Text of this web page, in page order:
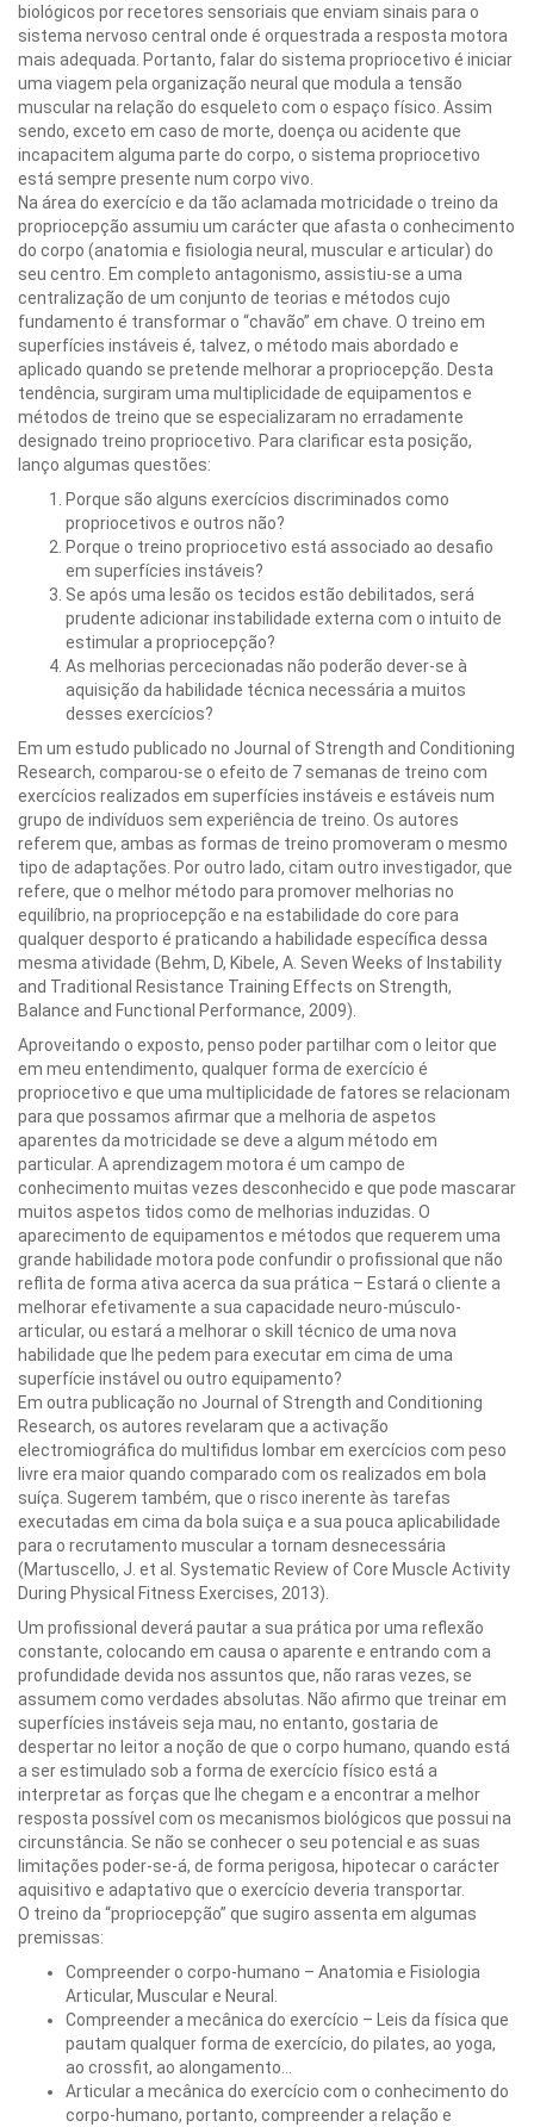
biológicos por recetores sensoriais que enviam sinais para o
sistema nervoso central onde é orquestrada a resposta motora
mais adequada. Portanto, falar do sistema propriocetivo é iniciar
uma viagem pela organização neural que modula a tensão
muscular na relação do esqueleto com o espaço físico. Assim
sendo, exceto em caso de morte, doença ou acidente que
incapacitem alguma parte do corpo, o sistema propriocetivo
está sempre presente num corpo vivo.
Na área do exercício e da tão aclamada motricidade o treino da
propriocepção assumiu um carácter que afasta o conhecimento
do corpo (anatomia e fisiologia neural, muscular e articular) do
seu centro. Em completo antagonismo, assistiu-se a uma
centralização de um conjunto de teorias e métodos cujo
fundamento é transformar o “chavão” em chave. O treino em
superfícies instáveis é, talvez, o método mais abordado e
aplicado quando se pretende melhorar a propriocepção. Desta
tendência, surgiram uma multiplicidade de equipamentos e
métodos de treino que se especializaram no erradamente
designado treino propriocetivo. Para clarificar esta posição,
lanço algumas questões:
Porque são alguns exercícios discriminados como
propriocetivos e outros não?
Porque o treino propriocetivo está associado ao desafio
em superfícies instáveis?
Se após uma lesão os tecidos estão debilitados, será
prudente adicionar instabilidade externa com o intuito de
estimular a propriocepção?
As melhorias percecionadas não poderão dever-se à
aquisição da habilidade técnica necessária a muitos
desses exercícios?
Em um estudo publicado no Journal of Strength and Conditioning
Research, comparou-se o efeito de 7 semanas de treino com
exercícios realizados em superfícies instáveis e estáveis num
grupo de indivíduos sem experiência de treino. Os autores
referem que, ambas as formas de treino promoveram o mesmo
tipo de adaptações. Por outro lado, citam outro investigador, que
refere, que o melhor método para promover melhorias no
equilíbrio, na propriocepção e na estabilidade do core para
qualquer desporto é praticando a habilidade específica dessa
mesma atividade (Behm, D, Kibele, A. Seven Weeks of Instability
and Traditional Resistance Training Effects on Strength,
Balance and Functional Performance, 2009).
Aproveitando o exposto, penso poder partilhar com o leitor que
em meu entendimento, qualquer forma de exercício é
propriocetivo e que uma multiplicidade de fatores se relacionam
para que possamos afirmar que a melhoria de aspetos
aparentes da motricidade se deve a algum método em
particular. A aprendizagem motora é um campo de
conhecimento muitas vezes desconhecido e que pode mascarar
muitos aspetos tidos como de melhorias induzidas. O
aparecimento de equipamentos e métodos que requerem uma
grande habilidade motora pode confundir o profissional que não
reflita de forma ativa acerca da sua prática – Estará o cliente a
melhorar efetivamente a sua capacidade neuro-músculo-
articular, ou estará a melhorar o skill técnico de uma nova
habilidade que lhe pedem para executar em cima de uma
superfície instável ou outro equipamento?
Em outra publicação no Journal of Strength and Conditioning
Research, os autores revelaram que a activação
electromiográfica do multifidus lombar em exercícios com peso
livre era maior quando comparado com os realizados em bola
suíça. Sugerem também, que o risco inerente às tarefas
executadas em cima da bola suiça e a sua pouca aplicabilidade
para o recrutamento muscular a tornam desnecessária
(Martuscello, J. et al. Systematic Review of Core Muscle Activity
During Physical Fitness Exercises, 2013).
Um profissional deverá pautar a sua prática por uma reflexão
constante, colocando em causa o aparente e entrando com a
profundidade devida nos assuntos que, não raras vezes, se
assumem como verdades absolutas. Não afirmo que treinar em
superfícies instáveis seja mau, no entanto, gostaria de
despertar no leitor a noção de que o corpo humano, quando está
a ser estimulado sob a forma de exercício físico está a
interpretar as forças que lhe chegam e a encontrar a melhor
resposta possível com os mecanismos biológicos que possui na
circunstância. Se não se conhecer o seu potencial e as suas
limitações poder-se-á, de forma perigosa, hipotecar o carácter
aquisitivo e adaptativo que o exercício deveria transportar.
O treino da “propriocepção” que sugiro assenta em algumas
premissas:
Compreender o corpo-humano – Anatomia e Fisiologia
Articular, Muscular e Neural.
Compreender a mecânica do exercício – Leis da física que
pautam qualquer forma de exercício, do pilates, ao yoga,
ao crossfit, ao alongamento…
Articular a mecânica do exercício com o conhecimento do
corpo-humano, portanto, compreender a relação e